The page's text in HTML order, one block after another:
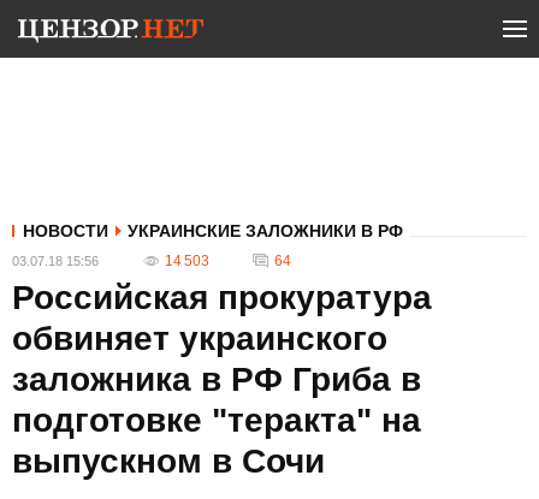
НОВОСТИ УКРАИНСКИЕ ЗАЛОЖНИКИ В РФ
03.07.18 15:56 14 503 64
Российская прокуратура
обвиняет украинского
заложника в РФ Гриба в
подготовке "теракта" на
выпускном в Сочи